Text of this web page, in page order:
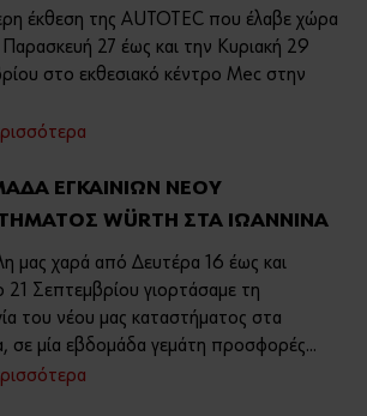
έκθεση της AUTOTEC που έλαβε χώρα
27 έως και την Κυριακή 29
στο εκθεσιακό κέντρο Mec στην
ΕΓΚΑΙΝΙΩΝ ΝΕΟΥ
WÜRTH ΣΤΑ ΙΩΑΝΝΙΝΑ
μας χαρά από Δευτέρα 16 έως και
21 Σεπτεμβρίου γιορτάσαμε τη
του νέου μας καταστήματος στα
σε μία εβδομάδα γεμάτη προσφορές...